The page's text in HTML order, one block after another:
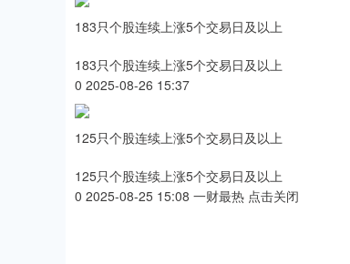
183只个股连续上涨5个交易日及以上
183只个股连续上涨5个交易日及以上
0 2025-08-26 15:37
125只个股连续上涨5个交易日及以上
125只个股连续上涨5个交易日及以上
0 2025-08-25 15:08 一财最热 点击关闭